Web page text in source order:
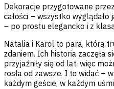
Dekoracje przygotowane
całości – wszystko
– po prostu elegancko i z
Natalia i Karol to para, którą
zdaniem. Ich historia zaczęła
przyjaźniły się od lat, więc
rosła od zawsze. I to widać –
każdym geście, w każdym